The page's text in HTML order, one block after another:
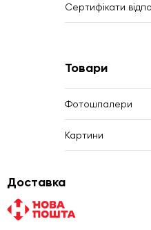
Сертифікати
Товари
Фотошпалери
Картини
Доставка